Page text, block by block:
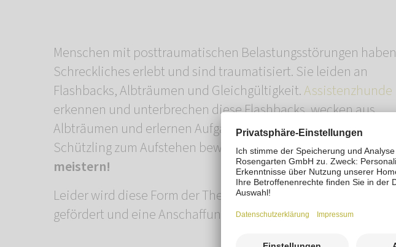
Menschen mit posttraumatischen Belastungsstörungen haben
Schreckliches erlebt und sind traumatisiert. Sie leiden an
Flashbacks, Albträumen und Gleichgültigkeit.Assistenzhunde
erkennen und unterbrechen diese Flashbacks, wecken aus
Albträumen und erlernen Aufgaben, mit denen sie ihren
Schützling zum Aufstehen bewegen –Sie helfen, den Alltag zu
meistern!
Leider wird diese Form der Therapie von Krankenkassen nicht
gefördert und eine Anschaffung ist sehr teuer. Um die10.000€